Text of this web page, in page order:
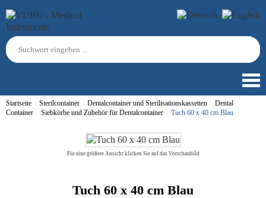
Startseite Sterilcontainer Dentalcontainer und Sterilisationskassetten
Dental
Container
Siebkörbe und Zubehör für Dentalcontainer Tuch 60 x 40 cm Blau
Für eine größere Ansicht klicken Sie auf das Vorschaubild
Tuch 60 x 40 cm Blau